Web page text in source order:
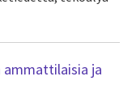
ammattilaisia ja